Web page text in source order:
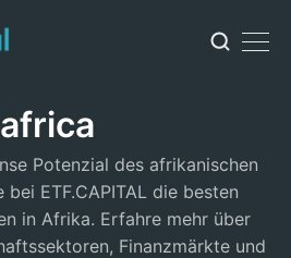
africa
Potenzial des afrikanischen
ETF.CAPITAL die besten
in Afrika. Erfahre mehr über
Finanzmärkte und